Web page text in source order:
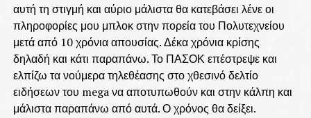
αυτή τη στιγμή και αύριο μάλιστα θα κατεβάσει λένε οι
πληροφορίες μου μπλοκ στην πορεία του Πολυτεχνείου
μετά από 10 χρόνια απουσίας. Δέκα χρόνια κρίσης
δηλαδή και κάτι παραπάνω. Το ΠΑΣΟΚ επέστρεψε και
ελπίζω τα νούμερα τηλεθέασης στο χθεσινό δελτίο
ειδήσεων του mega να αποτυπωθούν και στην κάλπη και
μάλιστα παραπάνω από αυτά. Ο χρόνος θα δείξει.